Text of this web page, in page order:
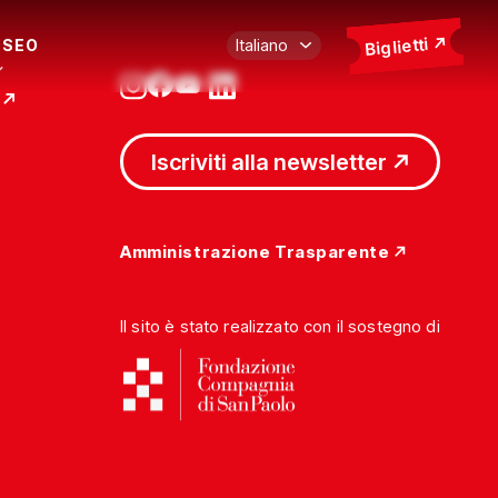
Biglietti
Iscriviti alla newsletter
Amministrazione Trasparente
Il sito è stato realizzato con il sostegno di